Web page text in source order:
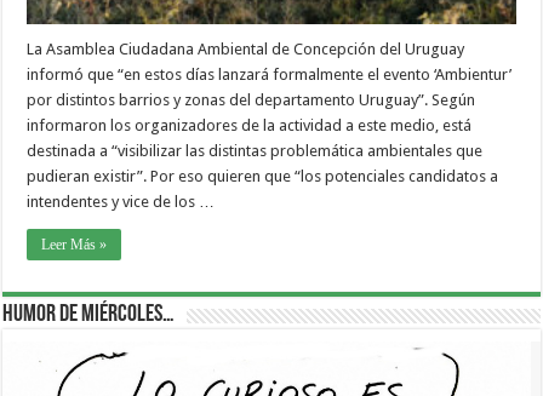
La Asamblea Ciudadana Ambiental de Concepción del Uruguay
informó que “en estos días lanzará formalmente el evento ‘Ambientur’
por distintos barrios y zonas del departamento Uruguay”. Según
informaron los organizadores de la actividad a este medio, está
destinada a “visibilizar las distintas problemática ambientales que
pudieran existir”. Por eso quieren que “los potenciales candidatos a
intendentes y vice de los …
Leer Más »
Humor de Miércoles…